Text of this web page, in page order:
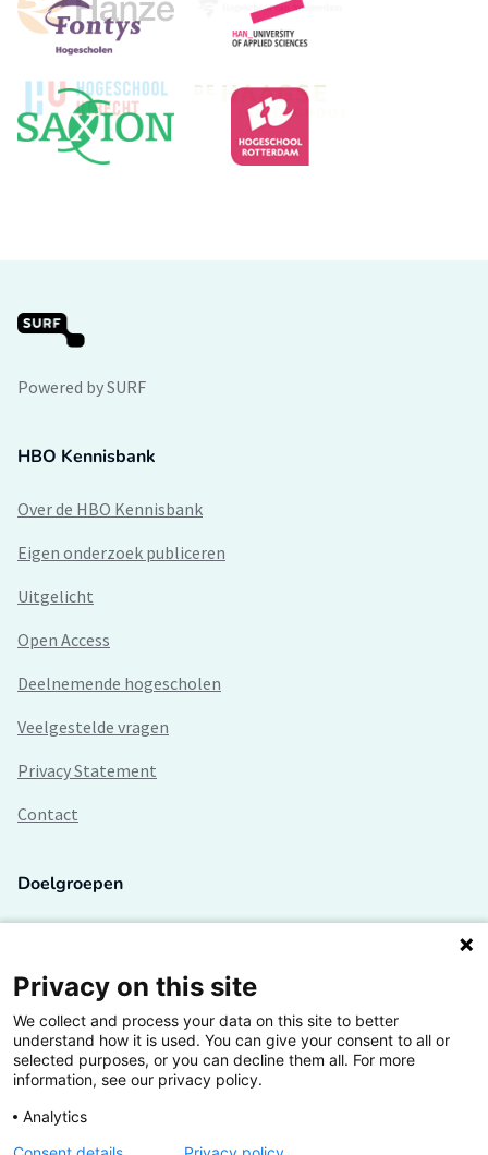
Powered by SURF
HBO Kennisbank
Over de HBO Kennisbank
Eigen onderzoek publiceren
Uitgelicht
Open Access
Deelnemende hogescholen
Veelgestelde vragen
Privacy Statement
Contact
Doelgroepen
Lectoren en onderzoekers
Bedrijven
Hogescholen
Privacy on this site
We collect and process your data on this site to better
understand how it is used. You can give your consent to all or
selected purposes, or you can decline them all. For more
information, see our privacy policy.
Analytics